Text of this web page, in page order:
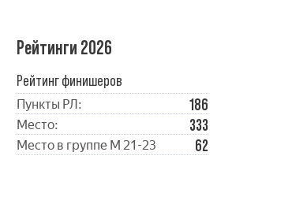
Рейтинги 2026
Рейтинг финишеров
Пункты РЛ: 186
Место: 333
Место в группе М 21-23 62